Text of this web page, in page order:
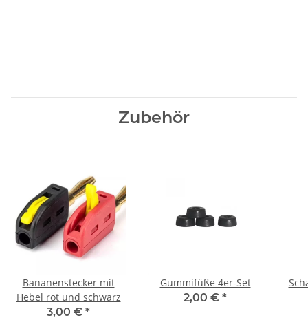
Zubehör
Bananenstecker mit
Hebel rot und schwarz
3,00 € *
Gummifüße 4er-Set
2,00 € *